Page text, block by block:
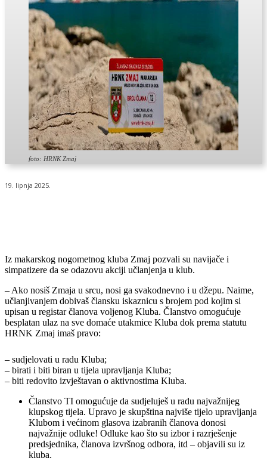
foto: HRNK Zmaj
19. lipnja 2025.
Iz makarskog nogometnog kluba Zmaj pozvali su navijače i
simpatizere da se odazovu akciji učlanjenja u klub.
– Ako nosiš Zmaja u srcu, nosi ga svakodnevno i u džepu. Naime,
učlanjivanjem dobivaš člansku iskaznicu s brojem pod kojim si
upisan u registar članova voljenog Kluba. Članstvo omogućuje
besplatan ulaz na sve domaće utakmice Kluba dok prema statutu
HRNK Zmaj imaš pravo:
– sudjelovati u radu Kluba;
– birati i biti biran u tijela upravljanja Kluba;
– biti redovito izvještavan o aktivnostima Kluba.
Članstvo TI omogućuje da sudjeluješ u radu najvažnijeg
klupskog tijela. Upravo je skupština najviše tijelo upravljanja
Klubom i većinom glasova izabranih članova donosi
najvažnije odluke! Odluke kao što su izbor i razrješenje
predsjednika, članova izvršnog odbora, itd – objavili su iz
kluba.